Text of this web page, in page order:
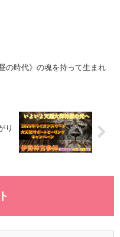
の時代》の魂を持って生まれ
り